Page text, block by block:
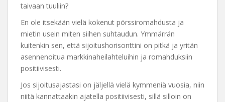
taivaan tuuliin?
En ole itsekään vielä kokenut pörssiromahdusta ja
mietin usein miten siihen suhtaudun. Ymmärrän
kuitenkin sen, että sijoitushorisonttini on pitkä ja yritän
asennenoitua markkinaheilahteluihin ja romahduksiin
positiivisesti.
Jos sijoitusajastasi on jäljellä vielä kymmeniä vuosia, niin
niitä kannattaakin ajatella positiivisesti, sillä silloin on